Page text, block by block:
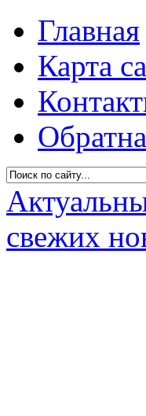
Главная
Карта
свежих